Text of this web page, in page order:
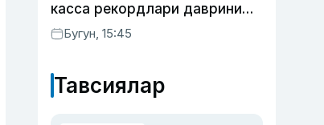
касса рекордлари даврини
бошлаб берган 4 та фильм
Бугун, 15:45
Тавсиялар